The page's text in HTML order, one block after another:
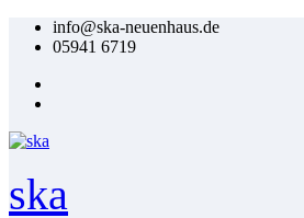
Zum
Inhalt
info@ska-neuenhaus.de
05941 6719
ska